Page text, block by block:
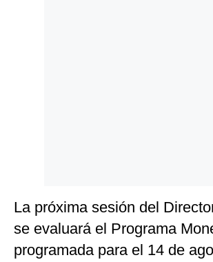
La próxima sesión del
se evaluará el Programa
programada para el 14 de